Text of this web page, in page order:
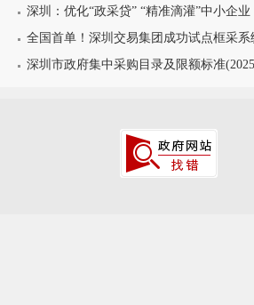
深圳：优化“政采贷” “精准滴灌”中小企业
全国首单！深圳交易集团成功试点框采
深圳市政府集中采购目录及限额标准